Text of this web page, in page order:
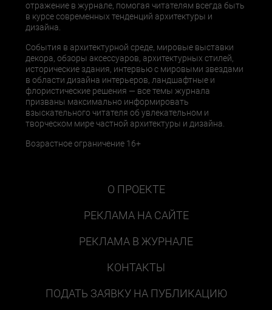
отражение в журнале, помогая читателям всегда быть
в курсе современных тенденций архитектуры и
дизайна.
События в архитектурной среде, мировые выставки
декора, обзоры аксессуаров, архитектурных стилей,
исторические здания, интервью с мировыми звездами
в области дизайна интерьеров, ландшафтные и
флористические решения — все темы журнала
призваны максимально информировать
взыскательного читателя об увлекательном и
творческом мире частной архитектуры и дизайна.
Возрастное ограничение 16+
О ПРОЕКТЕ
РЕКЛАМА НА САЙТЕ
РЕКЛАМА В ЖУРНАЛЕ
КОНТАКТЫ
ПОДАТЬ ЗАЯВКУ НА ПУБЛИКАЦИЮ